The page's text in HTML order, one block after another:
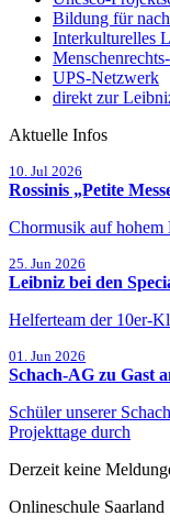
Bildung für
Interkulturelles
UPS-Netzwerk
direkt zur
Aktuelle Infos
Beginn:
10. Jul 2026
Rossinis „Petite
Chormusik auf hohem
Beginn:
25. Jun 2026
Leibniz bei den
Helferteam der 10er-
Beginn:
01. Jun 2026
Schach-AG zu Gast
Schüler unserer
Projekttage durch
Derzeit keine
Onlineschule Saarland